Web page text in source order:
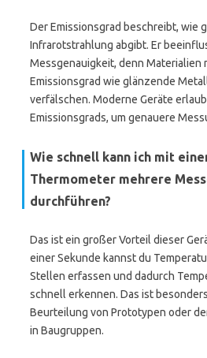
Der Emissionsgrad beschreibt, wie
Infrarotstrahlung abgibt. Er
Messgenauigkeit, denn Materialien
Emissionsgrad wie glänzende
verfälschen. Moderne Geräte
Emissionsgrads, um genauere
Wie schnell kann ich mit
Thermometer mehrere
durchführen?
Das ist ein großer Vorteil dieser
einer Sekunde kannst du
Stellen erfassen und dadurch
schnell erkennen. Das ist
Beurteilung von Prototypen oder
in Baugruppen.